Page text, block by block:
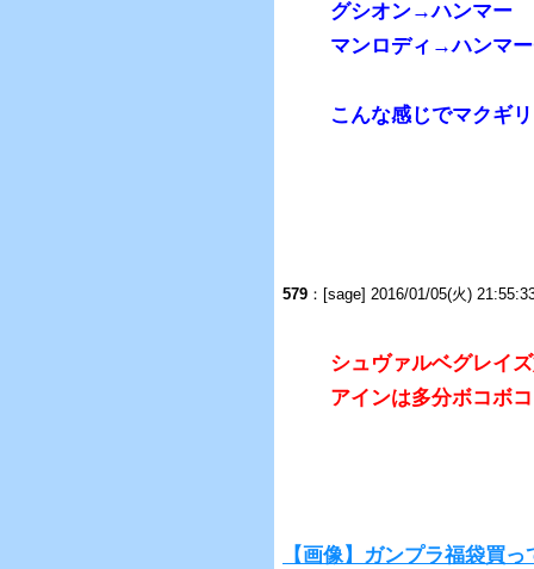
グシオン→ハンマー
マンロディ→ハンマ
こんな感じでマクギ
579 ：[sage] 2016/01/05(火)
シュヴァルベグレイ
アインは多分ボコボ
【画像】ガンプラ福袋買